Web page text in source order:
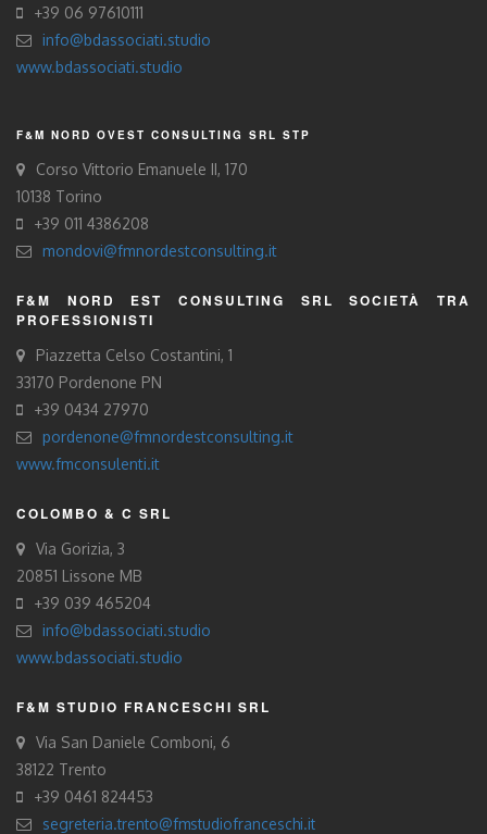
+39 06 97610111
info@bdassociati.studio
www.bdassociati.studio
F&M NORD OVEST CONSULTING SRL STP
Corso Vittorio Emanuele II, 170
10138 Torino
+39 011 4386208
mondovi@fmnordestconsulting.it
F&M NORD EST CONSULTING SRL SOCIETÀ TRA
PROFESSIONISTI
Piazzetta Celso Costantini, 1
33170 Pordenone PN
+39 0434 27970
pordenone@fmnordestconsulting.it
www.fmconsulenti.it
COLOMBO & C SRL
Via Gorizia, 3
20851 Lissone MB
+39 039 465204
info@bdassociati.studio
www.bdassociati.studio
F&M STUDIO FRANCESCHI SRL
Via San Daniele Comboni, 6
38122 Trento
+39 0461 824453
segreteria.trento@fmstudiofranceschi.it